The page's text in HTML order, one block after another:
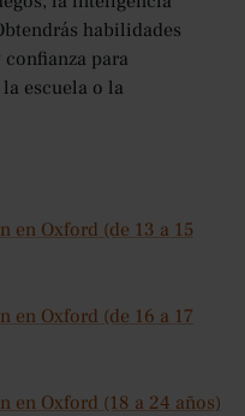
habilidades
para
escuela o la
en Oxford (de 13 a 15
en Oxford (de 16 a 17
en Oxford (18 a 24 años)